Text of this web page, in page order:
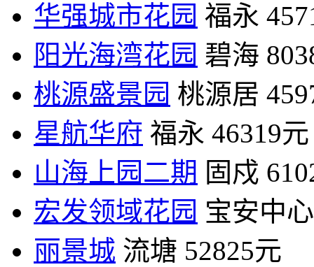
华强城市花园 福永
阳光海湾花园 碧海
桃源盛景园 桃源居
星航华府 福永 46319元
山海上园二期 固戍
宏发领域花园 宝安中心
丽景城 流塘 52825元